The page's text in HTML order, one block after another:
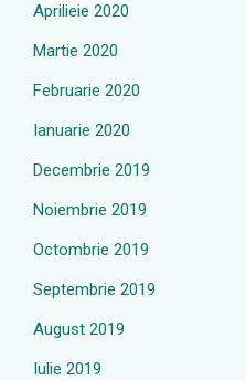
Aprilieie 2020
Martie 2020
Februarie 2020
Ianuarie 2020
Decembrie 2019
Noiembrie 2019
Octombrie 2019
Septembrie 2019
August 2019
Iulie 2019